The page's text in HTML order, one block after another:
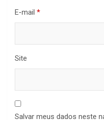
E-mail *
Site
Salvar meus dados neste